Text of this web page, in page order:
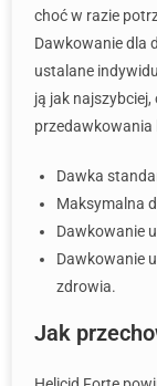
choć w razie
Dawkowanie dla
ustalane
ją jak najszybciej,
przedawkowania
Dawka
Maksymalna
Dawkowanie
Dawkowanie
zdrowia.
Jak